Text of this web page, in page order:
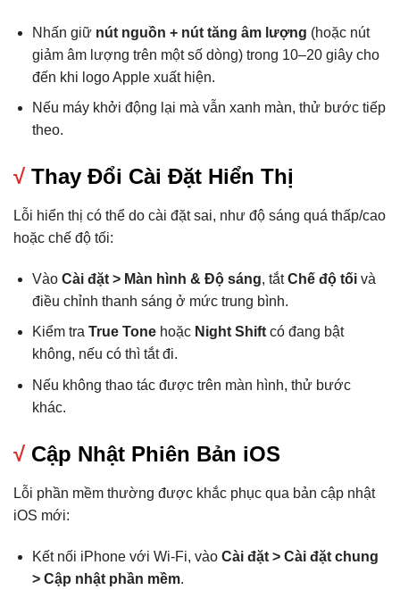
Nhấn giữ nút nguồn + nút tăng âm lượng (hoặc nút
giảm âm lượng trên một số dòng) trong 10–20 giây cho
đến khi logo Apple xuất hiện.
Nếu máy khởi động lại mà vẫn xanh màn, thử bước tiếp
theo.
√ Thay Đổi Cài Đặt Hiển Thị
Lỗi hiển thị có thể do cài đặt sai, như độ sáng quá thấp/cao
hoặc chế độ tối:
Vào Cài đặt > Màn hình & Độ sáng, tắtChế độ tốivà
điều chỉnh thanh sáng ở mức trung bình.
Kiểm tra True Tonehoặc Night Shiftcó đang bật
không, nếu có thì tắt đi.
Nếu không thao tác được trên màn hình, thử bước
khác.
√ Cập Nhật Phiên Bản iOS
Lỗi phần mềm thường được khắc phục qua bản cập nhật
iOS mới:
Kết nối iPhone với Wi-Fi, vào Cài đặt > Cài đặt chung
> Cập nhật phần mềm.